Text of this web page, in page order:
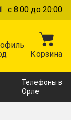
с 8:00 до 20:00
Корзина
Телефоны в
Орле